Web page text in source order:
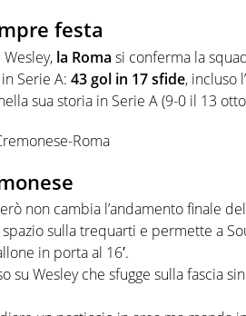
festa
la Roma si conferma la
in Serie A: 43 gol in 17 sfide, incluso
sua storia in Serie A (9-0 il 13
Roma
non cambia l’andamento finale
sulla trequarti e permette a
in porta al 16′.
su Wesley che sfugge sulla fascia